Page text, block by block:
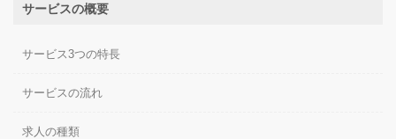
サービスの概要
サービス3つの特長
サービスの流れ
求人の種類